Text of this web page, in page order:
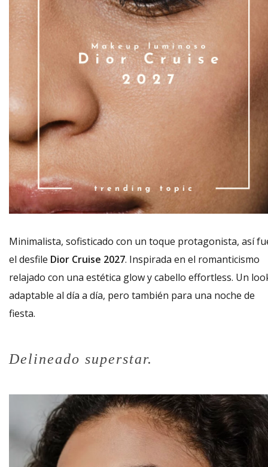
Minimalista, sofisticado con un toque protagonista, así
el desfile Dior Cruise 2027. Inspirada en el romanticismo
relajado con una estética glow y cabello effortless. Un
adaptable al día a día, pero también para una noche de
fiesta.
Delineado superstar.